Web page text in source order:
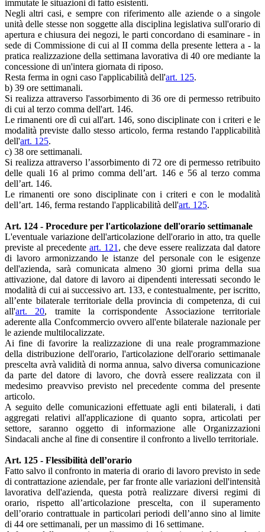
immutate le situazioni di fatto esistenti.
Negli altri casi, e sempre con riferimento alle aziende o a singole
unità delle stesse non soggette alla disciplina legislativa sull'orario di
apertura e chiusura dei negozi, le parti concordano di esaminare - in
sede di Commissione di cui al II comma della presente lettera a - la
pratica realizzazione della settimana lavorativa di 40 ore mediante la
concessione di un'intera giornata di riposo.
Resta ferma in ogni caso l'applicabilità dell'art. 125.
b) 39 ore settimanali.
Si realizza attraverso l'assorbimento di 36 ore di permesso retribuito
di cui al terzo comma dell'art. 146.
Le rimanenti ore dì cui all'art. 146, sono disciplinate con i criteri e le
modalità previste dallo stesso articolo, ferma restando l'applicabilità
dell'art. 125.
c) 38 ore settimanali.
Si realizza attraverso l’assorbimento di 72 ore di permesso retribuito
delle quali 16 al primo comma dell’art. 146 e 56 al terzo comma
dell’art. 146.
Le rimanenti ore sono disciplinate con i criteri e con le modalità
dell’art. 146, ferma restando l'applicabilità dell'art. 125.
Art. 124 - Procedure per l'articolazione dell'orario settimanale
L'eventuale variazione dell'articolazione dell'orario in atto, tra quelle
previste al precedente art. 121 , che deve essere realizzata dal datore
di lavoro armonizzando le istanze del personale con le esigenze
dell'azienda, sarà comunicata almeno 30 giorni prima della sua
attivazione, dal datore di lavoro ai dipendenti interessati secondo le
modalità di cui ai successivo art. 133, e contestualmente, per iscritto,
all’ente bilaterale territoriale della provincia di competenza, di cui
all'art. 20, tramite la corrispondente Associazione territoriale
aderente alla Confcommercio ovvero all'ente bilaterale nazionale per
le aziende multilocalizzate.
Ai fine di favorire la realizzazione di una reale programmazione
della distribuzione dell'orario, l'articolazione dell'orario settimanale
prescelta avrà validità di norma annua, salvo diversa comunicazione
da parte del datore di lavoro, che dovrà essere realizzata con il
medesimo preavviso previsto nel precedente comma del presente
articolo.
A seguito delle comunicazioni effettuate agli enti bilaterali, i dati
aggregati relativi all'applicazione di quanto sopra, articolati per
settore, saranno oggetto di informazione alle Organizzazioni
Sindacali anche al fine di consentire il confronto a livello territoriale.
Art. 125 - Flessibilità dell’orario
Fatto salvo il confronto in materia di orario di lavoro previsto in sede
di contrattazione aziendale, per far fronte alle variazioni dell'intensità
lavorativa dell'azienda, questa potrà realizzare diversi regimi di
orario, rispetto all’articolazione prescelta, con il superamento
dell’orario contrattuale in particolari periodi dell’anno sino al limite
di 44 ore settimanali, per un massimo di 16 settimane.